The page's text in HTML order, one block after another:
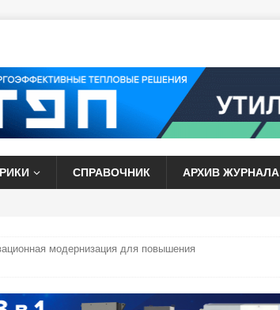
СПРАВОЧНИК АРХИВ ЖУРНАЛА
модернизация для повышения